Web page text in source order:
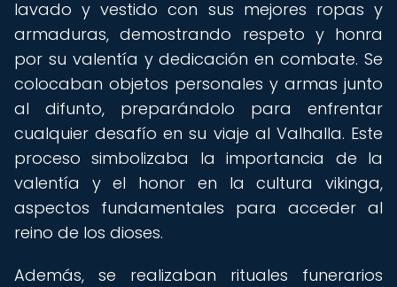
lavado y vestido con sus mejores ropas y
armaduras, demostrando respeto y honra
por su valentía y dedicación en combate. Se
colocaban objetos personales y armas junto
al difunto, preparándolo para enfrentar
cualquier desafío en su viaje al Valhalla. Este
proceso simbolizaba la importancia de la
valentía y el honor en la cultura vikinga,
aspectos fundamentales para acceder al
reino de los dioses.
Además, se realizaban rituales funerarios